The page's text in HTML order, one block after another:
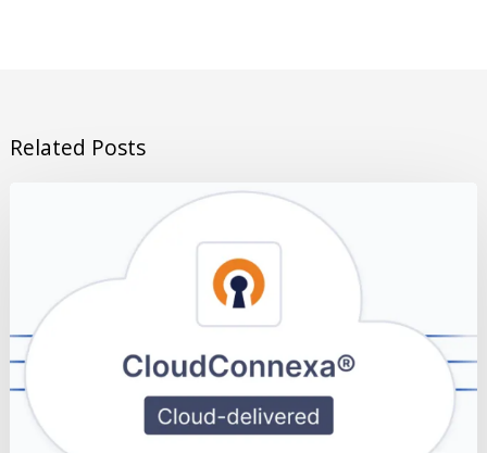
Related Posts